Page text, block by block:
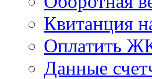
Квитанция
Оплатить
Данные